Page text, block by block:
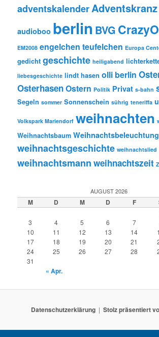
adventskalenderAdventskranz
audioboo berlin BVG
EM2008 engelchen teufelchen Europa
gedicht geschichte heiligabend
liebesgeschichte lindt hasen olli berlin
OsterhasenOstern Politik Privat s-bahn
Segeln sommer Sonnenschein sührig teneriffa
Volkspark Mariendorf weihnachten
Weihnachtsbaum Weihnachtsbeleuchtung
weihnachtsgeschichte weihnachtslied
weihnachtsmann weihnachtszeit
AUGUST 2026
M D M D F
3
4 5 6 7
10
11 12 13 14
17
18 19 20 21
24
25 26 27 28
31
« Apr.
Datenschutzerklärung Stolz präsentiert